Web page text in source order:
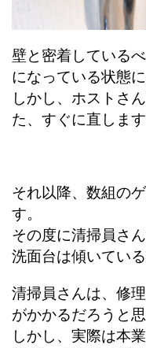
壁と密着している
になっている状態に
しかし、ホストさ
た、すぐに直しま
それ以降、数組の
す。
その度に清掃員さ
洗面台は傾いてい
清掃員さんは、修
がかかるだろうと
しかし、実際は本